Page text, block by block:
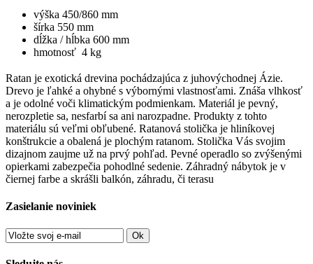
výška 450/860 mm
šírka 550 mm
dĺžka / hĺbka 600 mm
hmotnosť 4 kg
Ratan je exotická drevina pochádzajúca z juhovýchodnej Ázie.
Drevo je ľahké a ohybné s výbornými vlastnosťami. Znáša vlhkosť
a je odolné voči klimatickým podmienkam. Materiál je pevný,
nerozpletie sa, nesfarbí sa ani narozpadne. Produkty z tohto
materiálu sú veľmi obľubené. Ratanová stolička je hliníkovej
konštrukcie a obalená je plochým ratanom. Stolička Vás svojim
dizajnom zaujme už na prvý pohľad. Pevné operadlo so zvýšenými
opierkami zabezpečia pohodlné sedenie. Záhradný nábytok je v
čiernej farbe a skrášli balkón, záhradu, či terasu
Zasielanie noviniek
Ok